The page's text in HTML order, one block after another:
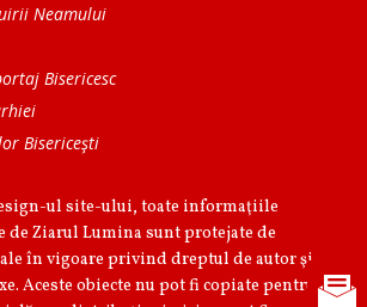
Neamului
Bisericesc
Bisericeşti
ul site-ului, toate informaţiile
de Ziarul Lumina sunt protejate de
în vigoare privind dreptul de autor şi
Aceste obiecte nu pot fi copiate pentru